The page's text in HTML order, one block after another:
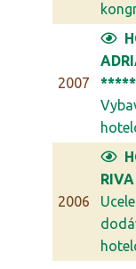
2007
*****
2006